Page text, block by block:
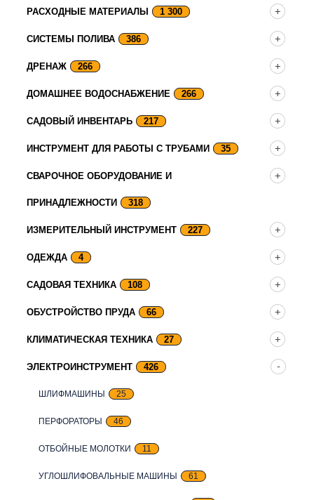
РАСХОДНЫЕ МАТЕРИАЛЫ 1 300
СИСТЕМЫ ПОЛИВА 386
ДРЕНАЖ 266
ДОМАШНЕЕ ВОДОСНАБЖЕНИЕ 266
САДОВЫЙ ИНВЕНТАРЬ 217
ИНСТРУМЕНТ ДЛЯ РАБОТЫ С ТРУБАМИ 35
СВАРОЧНОЕ ОБОРУДОВАНИЕ И
ПРИНАДЛЕЖНОСТИ 318
ИЗМЕРИТЕЛЬНЫЙ ИНСТРУМЕНТ 227
ОДЕЖДА 4
САДОВАЯ ТЕХНИКА 108
ОБУСТРОЙСТВО ПРУДА 66
КЛИМАТИЧЕСКАЯ ТЕХНИКА 27
ЭЛЕКТРОИНСТРУМЕНТ 426
ШЛИФМАШИНЫ 25
ПЕРФОРАТОРЫ 46
ОТБОЙНЫЕ МОЛОТКИ 11
УГЛОШЛИФОВАЛЬНЫЕ МАШИНЫ 61